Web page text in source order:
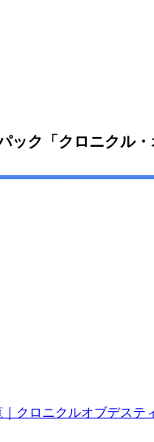
ック「クロニクル
クロニクルオブデステ